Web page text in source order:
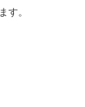
す。